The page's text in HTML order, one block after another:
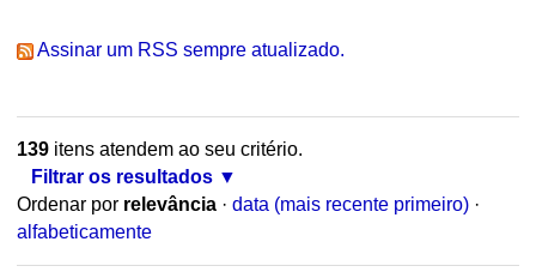
Assinar um RSS sempre atualizado.
139itens atendem ao seu critério.
Filtrar os resultados
Ordenar por relevância · data (mais recente primeiro) ·
alfabeticamente